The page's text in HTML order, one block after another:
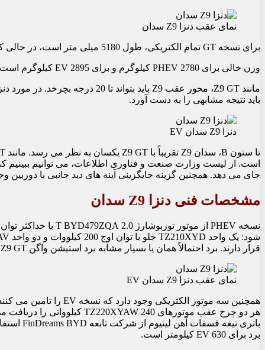
نمای عقب دنزا Z9 سدان
برای نسخه GT تمام الکتریکی، طول 5180 میلی متر است، در حالی که در سدان، 5220 میلی متر است.
وزن خالی برای PHEV 2780 کیلوگرم و برای EV 2895 کیلوگرم است. خریداران می توانند بین چرخ های 20 و 21 اینچی انتخاب کنند.
باید نتیجه مشابهی را به دست آورد.
دنزا Z9 سدان EV
جای می دهد. همچنین گزینه جایگزینی آینه های دید جانبی با دوربین
مشخصات فنی دنزا Z9 سدان
قرار دارند. برد احتمالاً همان یا بسیار مشابه برد استیشن واگن Z9 GT در 1100 کیلومتر خواهد بود.
نمای عقب دنزا Z9 سدان EV
برد برای EV 630 کیلومتر است.